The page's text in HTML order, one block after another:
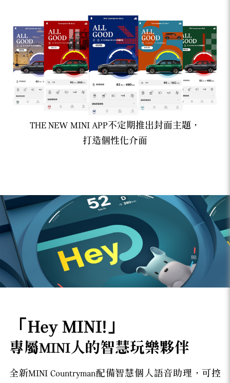
THE NEW MINI APP不定期推出封面主題，
打造個性化介面
「Hey MINI!」
專屬MINI人的智慧玩樂夥伴
全新MINI Countryman配備智慧個人語音助理，可控